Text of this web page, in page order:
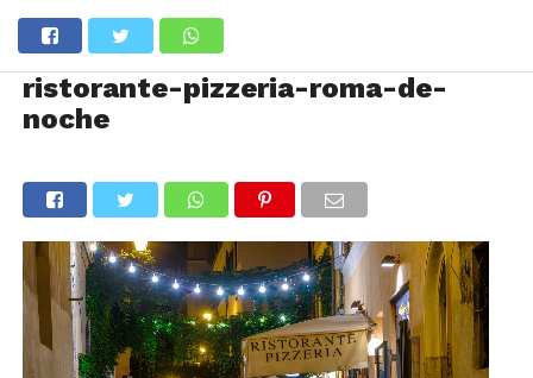
ristorante-pizzeria-roma-de-
noche